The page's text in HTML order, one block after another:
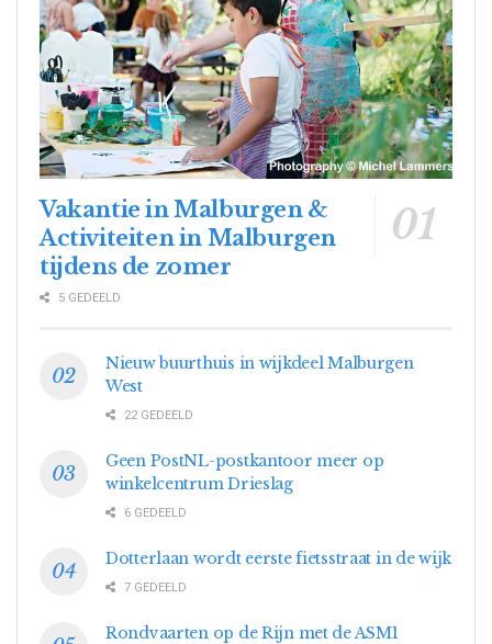
Vakantie in Malburgen &
Activiteiten in Malburgen
tijdens de zomer
5 GEDEELD
Nieuw buurthuis in wijkdeel Malburgen
West
22 GEDEELD
Geen PostNL-postkantoor meer op
winkelcentrum Drieslag
6 GEDEELD
Dotterlaan wordt eerste fietsstraat in de wijk
7 GEDEELD
Rondvaarten op de Rijn met de ASM1